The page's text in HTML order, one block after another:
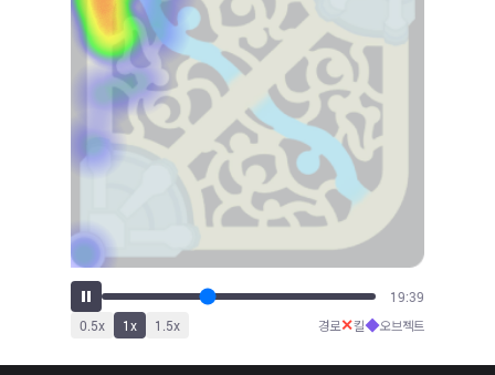
21:38
0.5x 1x 1.5x 경로✕킬◆오브젝트